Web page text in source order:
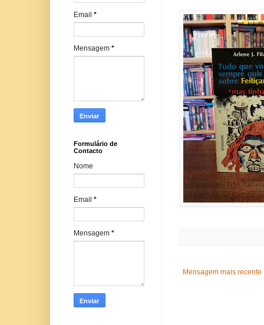
Mensagem mais recente
Email *
Mensagem *
Formulário de
Contacto
Nome
Email *
Mensagem *